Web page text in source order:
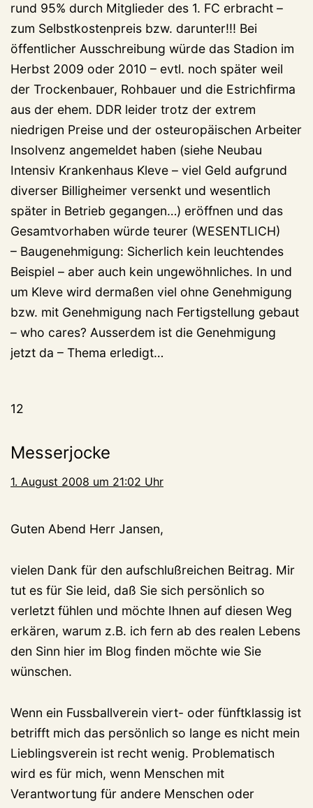
rund 95% durch Mitglieder des 1. FC erbracht –
zum Selbstkostenpreis bzw. darunter!!! Bei
öffentlicher Ausschreibung würde das Stadion im
Herbst 2009 oder 2010 – evtl. noch später weil
der Trockenbauer, Rohbauer und die Estrichfirma
aus der ehem. DDR leider trotz der extrem
niedrigen Preise und der osteuropäischen Arbeiter
Insolvenz angemeldet haben (siehe Neubau
Intensiv Krankenhaus Kleve – viel Geld aufgrund
diverser Billigheimer versenkt und wesentlich
später in Betrieb gegangen…) eröffnen und das
Gesamtvorhaben würde teurer (WESENTLICH)
– Baugenehmigung: Sicherlich kein leuchtendes
Beispiel – aber auch kein ungewöhnliches. In und
um Kleve wird dermaßen viel ohne Genehmigung
bzw. mit Genehmigung nach Fertigstellung gebaut
– who cares? Ausserdem ist die Genehmigung
jetzt da – Thema erledigt…
12
Messerjocke
1. August 2008 um 21:02 Uhr
Guten Abend Herr Jansen,
vielen Dank für den aufschlußreichen Beitrag. Mir
tut es für Sie leid, daß Sie sich persönlich so
verletzt fühlen und möchte Ihnen auf diesen Weg
erkären, warum z.B. ich fern ab des realen Lebens
den Sinn hier im Blog finden möchte wie Sie
wünschen.
Wenn ein Fussballverein viert- oder fünftklassig ist
betrifft mich das persönlich so lange es nicht mein
Lieblingsverein ist recht wenig. Problematisch
wird es für mich, wenn Menschen mit
Verantwortung für andere Menschen oder